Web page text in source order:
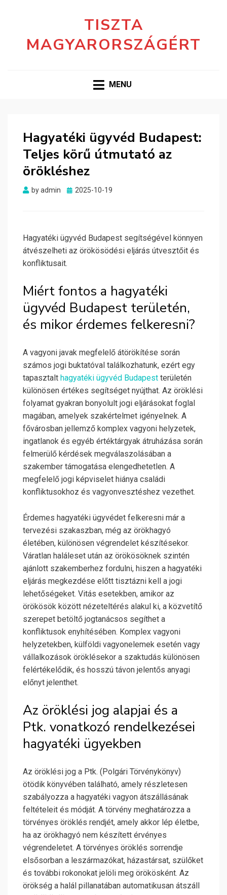
TISZTA
MAGYARORSZÁGÉRT
MENU
Hagyatéki ügyvéd Budapest:
Teljes körű útmutató az
örökléshez
byadmin
Posted
2025-10-19
Hagyatéki ügyvéd Budapest segítségével könnyen
átvészelheti az örökösödési eljárás útvesztőit és
konfliktusait.
Miért fontos a hagyatéki
ügyvéd Budapest területén,
és mikor érdemes felkeresni?
A vagyoni javak megfelelő átörökítése során
számos jogi buktatóval találkozhatunk, ezért egy
tapasztalt hagyatéki ügyvéd Budapest területén
különösen értékes segítséget nyújthat. Az öröklési
folyamat gyakran bonyolult jogi eljárásokat foglal
magában, amelyek szakértelmet igényelnek. A
fővárosban jellemző komplex vagyoni helyzetek,
ingatlanok és egyéb értéktárgyak átruházása során
felmerülő kérdések megválaszolásában a
szakember támogatása elengedhetetlen. A
megfelelő jogi képviselet hiánya családi
konfliktusokhoz és vagyonvesztéshez vezethet.
Érdemes hagyatéki ügyvédet felkeresni már a
tervezési szakaszban, még az örökhagyó
életében, különösen végrendelet készítésekor.
Váratlan haláleset után az örökösöknek szintén
ajánlott szakemberhez fordulni, hiszen a hagyatéki
eljárás megkezdése előtt tisztázni kell a jogi
lehetőségeket. Vitás esetekben, amikor az
örökösök között nézeteltérés alakul ki, a közvetítő
szerepet betöltő jogtanácsos segíthet a
konfliktusok enyhítésében. Komplex vagyoni
helyzetekben, külföldi vagyonelemek esetén vagy
vállalkozások öröklésekor a szaktudás különösen
felértékelődik, és hosszú távon jelentős anyagi
előnyt jelenthet.
Az öröklési jog alapjai és a
Ptk. vonatkozó rendelkezései
hagyatéki ügyekben
Az öröklési jog a Ptk. (Polgári Törvénykönyv)
ötödik könyvében található, amely részletesen
szabályozza a hagyatéki vagyon átszállásának
feltételeit és módját. A törvény meghatározza a
törvényes öröklés rendjét, amely akkor lép életbe,
ha az örökhagyó nem készített érvényes
végrendeletet. A törvényes öröklés sorrendje
elsősorban a leszármazókat, házastársat, szülőket
és további rokonokat jelöli meg örökösként. Az
örökség a halál pillanatában automatikusan átszáll